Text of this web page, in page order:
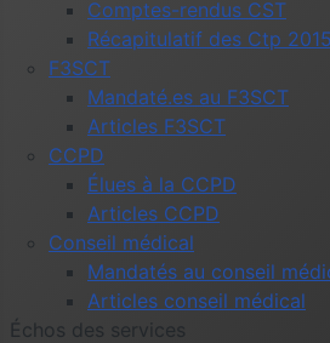
Comptes-rendus CST
Récapitulatif des Ctp
F3SCT
Mandaté.es au F3SCT
Articles F3SCT
CCPD
Élues à la CCPD
Articles CCPD
Conseil médical
Mandatés au conseil
Articles conseil médical
Échos des services